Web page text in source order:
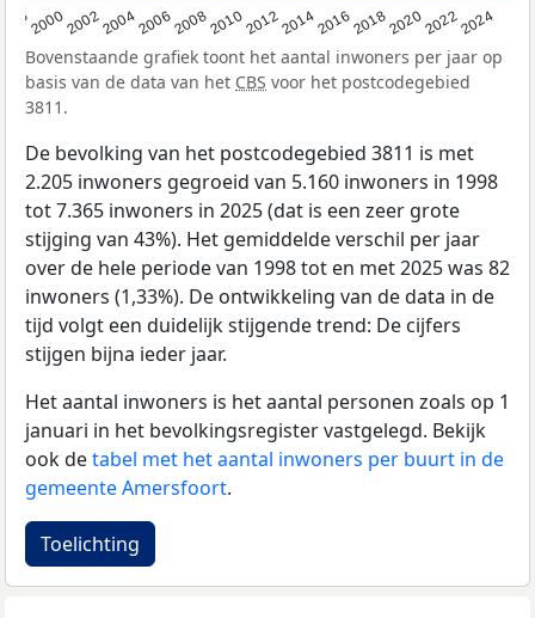
2000200220042006200820102012201420162018202020222024
Bovenstaande grafiek toont het aantal inwoners per jaar op
basis van de data van het CBS voor het postcodegebied
3811.
De bevolking van het postcodegebied 3811 is met
2.205 inwoners gegroeid van 5.160 inwoners in 1998
tot 7.365 inwoners in 2025 (dat is een zeer grote
stijging van 43%). Het gemiddelde verschil per jaar
over de hele periode van 1998 tot en met 2025 was 82
inwoners (1,33%). De ontwikkeling van de data in de
tijd volgt een duidelijk stijgende trend: De cijfers
stijgen bijna ieder jaar.
Het aantal inwoners is het aantal personen zoals op 1
januari in het bevolkingsregister vastgelegd. Bekijk
ook detabel met het aantal inwoners per buurt in de
gemeente Amersfoort.
Toelichting